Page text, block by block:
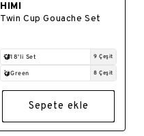
Satıcı:
HIMI
Twin Cup Gouache Set
18'li Set 9 Çeşit
Green 8 Çeşit
Sepete ekle